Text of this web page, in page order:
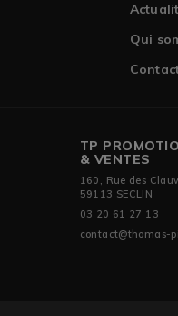
Qui
TP
& VENTES
160, Rue des
59113 SECLIN
03 20 61 27 13
contact@thomas-